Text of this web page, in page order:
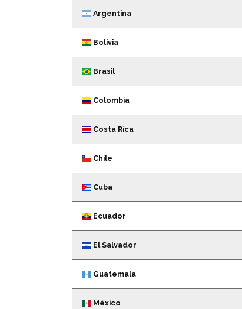
Argentina
Bolivia
Brasil
Colombia
Costa Rica
Chile
Cuba
Ecuador
El Salvador
Guatemala
México